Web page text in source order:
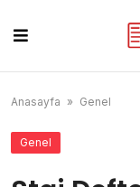
content
Anasayfa » Genel
Genel